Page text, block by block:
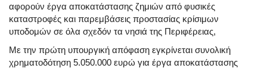
αφορούν έργα αποκατάστασης ζημιών από φυσικές
καταστροφές και παρεμβάσεις προστασίας κρίσιμων
υποδομών σε όλα σχεδόν τα νησιά της Περιφέρειας,
Με την πρώτη υπουργική απόφαση εγκρίνεται συνολική
χρηματοδότηση 5.050.000 ευρώ για έργα αποκατάστασης